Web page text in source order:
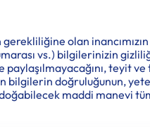
olan
vs.) bilgilerinizin
paylaşılmayacağını, teyit
bilgilerin doğruluğunun,
maddi manevi